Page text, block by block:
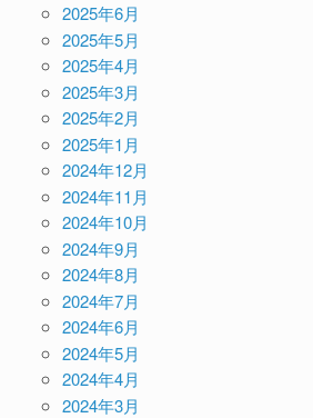
2025年6月
2025年5月
2025年4月
2025年3月
2025年2月
2025年1月
2024年12月
2024年11月
2024年10月
2024年9月
2024年8月
2024年7月
2024年6月
2024年5月
2024年4月
2024年3月